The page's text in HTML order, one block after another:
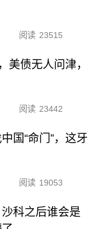
阅读 23515
美债无人问津，
阅读 23442
国“命门”，这牙
阅读 19053
科之后谁会是